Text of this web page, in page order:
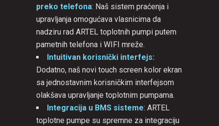
preko telefona: Naš sistem praćenja i
upravljanja omogućava vlasnicima da
nadziru rad ARTEL toplotnih pumpi putem
pametnih telefona i WIFI mreže.
Intuitivan korisnički interfejs:
Dodatno, naš novi touch screen kolor ekran
sa jednostavnim korisničkim interfejsom
olakšava upravljanje toplotnim pumpama.
Integracija u BMS sisteme: ARTEL
toplotne pumpe su spremne za integraciju